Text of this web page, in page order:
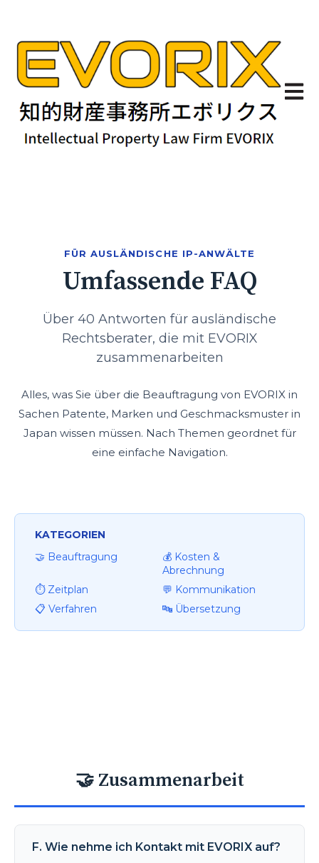
FÜR AUSLÄNDISCHE IP-ANWÄLTE
Umfassende FAQ
Über 40 Antworten für ausländische
Rechtsberater, die mit EVORIX
zusammenarbeiten
Alles, was Sie über die Beauftragung von EVORIX in
Sachen Patente, Marken und Geschmacksmuster in
Japan wissen müssen. Nach Themen geordnet für
eine einfache Navigation.
KATEGORIEN
🤝 Beauftragung
💰 Kosten &
Abrechnung
⏱️ Zeitplan
💬 Kommunikation
📋 Verfahren
🔤 Übersetzung
🤝 Zusammenarbeit
F. Wie nehme ich Kontakt mit EVORIX auf?